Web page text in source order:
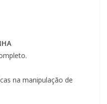
na manipulação de